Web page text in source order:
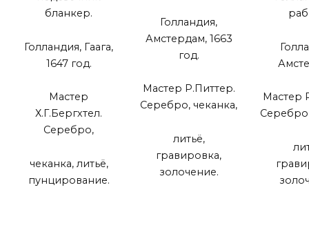
бланкер.
Голландия, Гаага,
1647 год.
Мастер
Х.Г.Бергхтел.
Серебро,
чеканка, литьё,
пунцирование.
Голландия,
Амстердам, 1663
год.
Мастер Р.Питтер.
Серебро, чеканка,
литьё,
гравировка,
золочение.
Мастер